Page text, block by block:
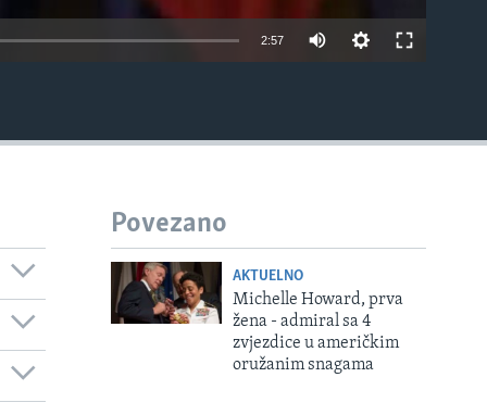
2:57
Povezano
AKTUELNO
Michelle Howard, prva
žena - admiral sa 4
zvjezdice u američkim
oružanim snagama